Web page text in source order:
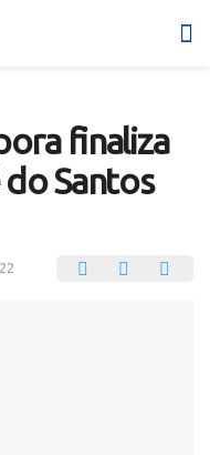
finaliza
Santos